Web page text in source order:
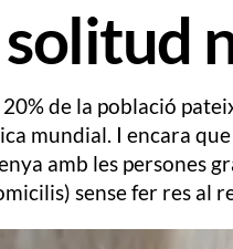
20% de la població
mundial. I encara
amb les
sense fer res al